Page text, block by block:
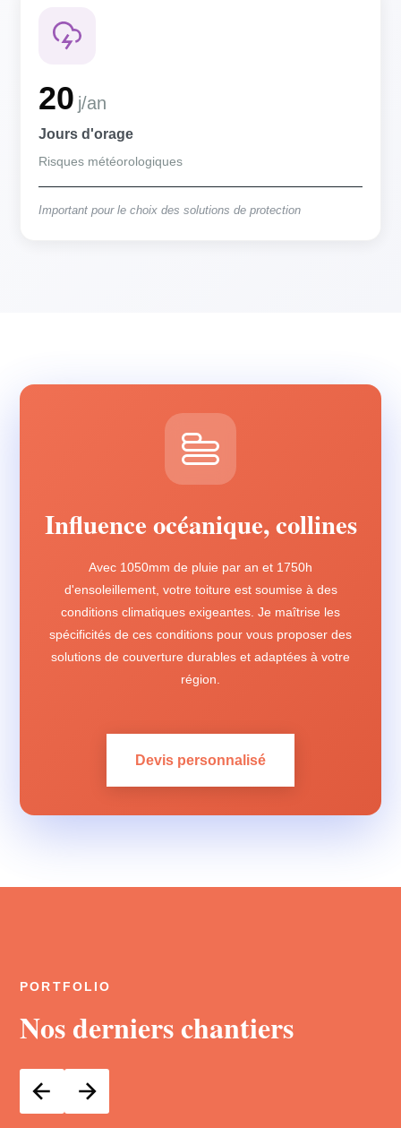
20 j/an
Jours d'orage
Risques météorologiques
Important pour le choix des solutions de protection
Influence océanique, collines
Avec 1050mm de pluie par an et 1750h
d'ensoleillement, votre toiture est soumise à des
conditions climatiques exigeantes. Je maîtrise les
spécificités de ces conditions pour vous proposer des
solutions de couverture durables et adaptées à votre
région.
Devis personnalisé
PORTFOLIO
Nos derniers chantiers